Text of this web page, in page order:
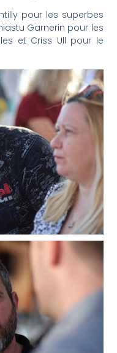
pour les superbes
Garnerin pour les
et Criss Ull pour le